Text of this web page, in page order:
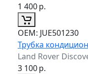
1 400р.
ОЕМ: JUE501230
Трубка
Land Rover
3 100р.